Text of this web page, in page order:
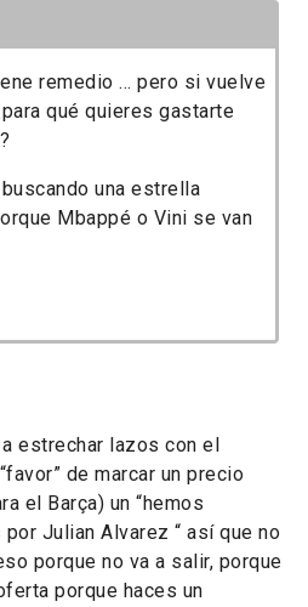
remedio ... pero si vuelve
qué quieres gastarte
una estrella
Mbappé o Vini se van
estrechar lazos con el
de marcar un precio
el Barça) un “hemos
Julian Alvarez “ así que no
porque no va a salir, porque
porque haces un